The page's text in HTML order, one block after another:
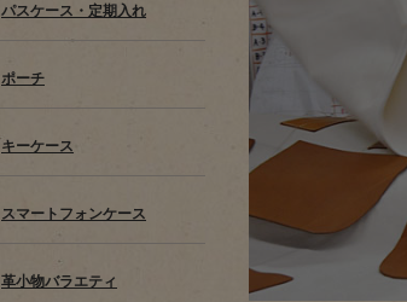
パスケース・定期入れ
ポーチ
キーケース
スマートフォンケース
革小物バラエティ